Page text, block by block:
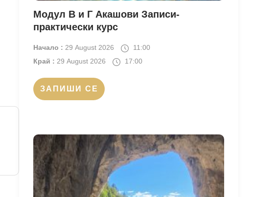
Модул В и Г Акашови Записи-
практически курс
Начало : 29 August 2026
11:00
Край : 29 August 2026 17:00
ЗАПИШИ СЕ